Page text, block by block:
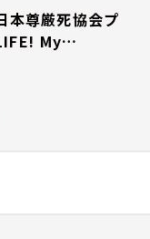
本尊厳死協会プ
My